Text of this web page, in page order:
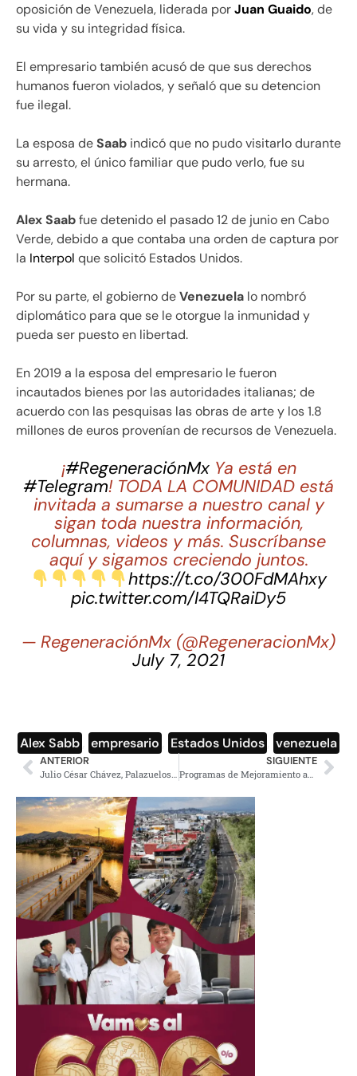
oposición de Venezuela, liderada porJuan Guaido, de
su vida y su integridad física.
El empresario también acusó de que sus derechos
humanos fueron violados, y señaló que su detencion
fue ilegal.
La esposa deSaab indicó que no pudo visitarlo durante
su arresto, el único familiar que pudo verlo, fue su
hermana.
Alex Saabfue detenido el pasado 12 de junio en Cabo
Verde, debido a que contaba una orden de captura por
la Interpol que solicitó Estados Unidos.
Por su parte, el gobierno deVenezuela lo nombró
diplomático para que se le otorgue la inmunidad y
pueda ser puesto en libertad.
En 2019 a la esposa del empresario le fueron
incautados bienes por las autoridades italianas; de
acuerdo con las pesquisas las obras de arte y los 1.8
millones de euros provenían de recursos de Venezuela.
¡#RegeneraciónMxYa está en
#Telegram! TODA LA COMUNIDAD está
invitada a sumarse a nuestro canal y
sigan toda nuestra información,
columnas, videos y más. Suscríbanse
aquí y sigamos creciendo juntos.
https://t.co/300FdMAhxy
pic.twitter.com/I4TQRaiDy5
— RegeneraciónMx (@RegeneracionMx)
July 7, 2021
Alex Sabb empresario Estados Unidos venezuela
ANTERIOR
Julio César Chávez, Palazuelos y ‘El Burro’ Van Rankin preparan proyecto juntos
SIGUIENTE
Programas de Mejoramiento ayudaron a más de 5 millones de personas